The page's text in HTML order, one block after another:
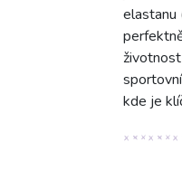
elastanu
kde je